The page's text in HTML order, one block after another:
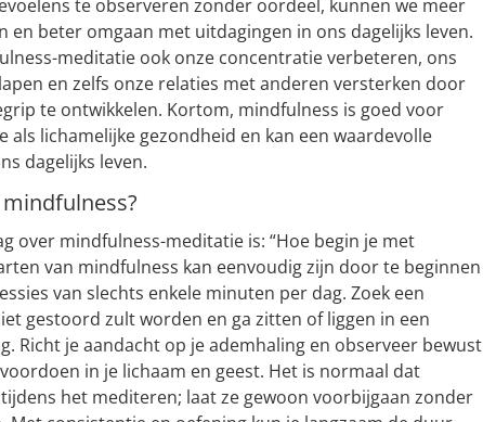
te observeren zonder oordeel, kunnen we meer
en beter omgaan met uitdagingen in ons dagelijks leven.
meditatie ook onze concentratie verbeteren, ons
en zelfs onze relaties met anderen versterken door
te ontwikkelen. Kortom, mindfulness is goed voor
als lichamelijke gezondheid en kan een waardevolle
dagelijks leven.
over mindfulness-meditatie is: “Hoe begin je met
van mindfulness kan eenvoudig zijn door te beginnen
van slechts enkele minuten per dag. Zoek een
gestoord zult worden en ga zitten of liggen in een
Richt je aandacht op je ademhaling en observeer bewust
in je lichaam en geest. Het is normaal dat
het mediteren; laat ze gewoon voorbijgaan zonder